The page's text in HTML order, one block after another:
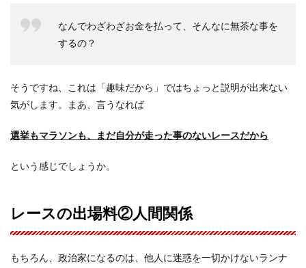
なんでわざわざお金を払って、そんなに無茶な事を
するの？
そうですね、これは「趣味だから」ではちょっと説明が出来ない
気がします。まあ、言うなれば
選挙もマラソンも、まだ自分が走った事のないレースだから
という感じでしょうか。
レースの出場料②人間関係
もちろん、政治家になるのは、他人に迷惑を一切かけないランナ